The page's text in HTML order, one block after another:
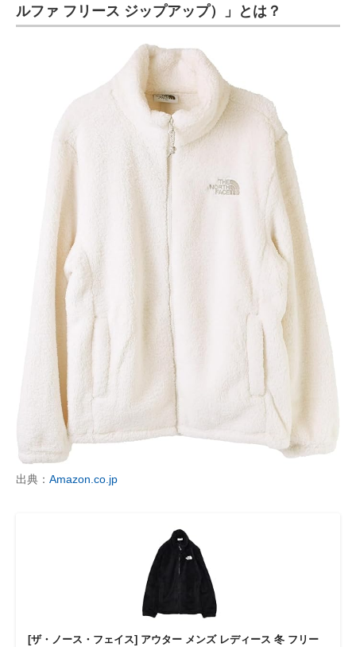
ルファ フリース ジップアップ）」とは？
出典： Amazon.co.jp
[ザ・ノース・フェイス] アウター メンズ レディース 冬 フリー